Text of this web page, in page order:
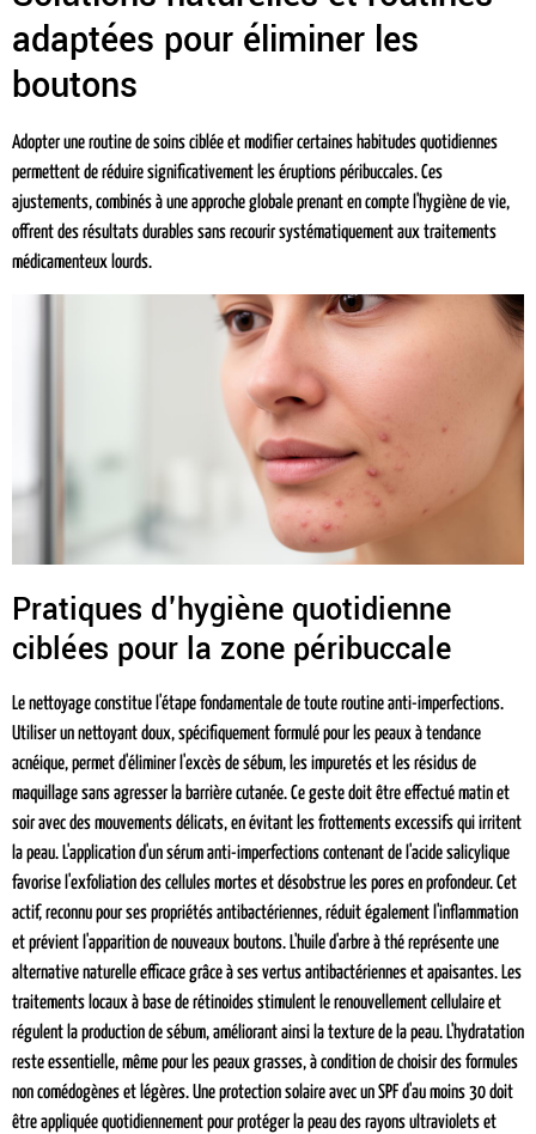
adaptées pour éliminer les
boutons
Adopter une routine de soins ciblée et modifier certaines habitudes quotidiennes
permettent de réduire significativement les éruptions péribuccales. Ces
ajustements, combinés à une approche globale prenant en compte l'hygiène de vie,
offrent des résultats durables sans recourir systématiquement aux traitements
médicamenteux lourds.
Pratiques d'hygiène quotidienne
ciblées pour la zone péribuccale
Le nettoyage constitue l'étape fondamentale de toute routine anti-imperfections.
Utiliser un nettoyant doux, spécifiquement formulé pour les peaux à tendance
acnéique, permet d'éliminer l'excès de sébum, les impuretés et les résidus de
maquillage sans agresser la barrière cutanée. Ce geste doit être effectué matin et
soir avec des mouvements délicats, en évitant les frottements excessifs qui irritent
la peau. L'application d'un sérum anti-imperfections contenant de l'acide salicylique
favorise l'exfoliation des cellules mortes et désobstrue les pores en profondeur. Cet
actif, reconnu pour ses propriétés antibactériennes, réduit également l'inflammation
et prévient l'apparition de nouveaux boutons. L'huile d'arbre à thé représente une
alternative naturelle efficace grâce à ses vertus antibactériennes et apaisantes. Les
traitements locaux à base de rétinoides stimulent le renouvellement cellulaire et
régulent la production de sébum, améliorant ainsi la texture de la peau. L'hydratation
reste essentielle, même pour les peaux grasses, à condition de choisir des formules
non comédogènes et légères. Une protection solaire avec un SPF d'au moins 30 doit
être appliquée quotidiennement pour protéger la peau des rayons ultraviolets et